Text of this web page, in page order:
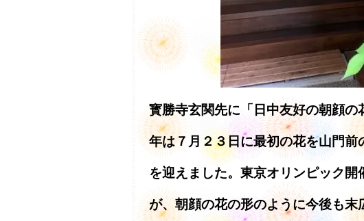
寳勝寺玄関先に「日中友好の朝顔
年は７月２３日に最初の花を山門
を迎えました。東京オリンピック
が、朝顔の花の形のように今後も